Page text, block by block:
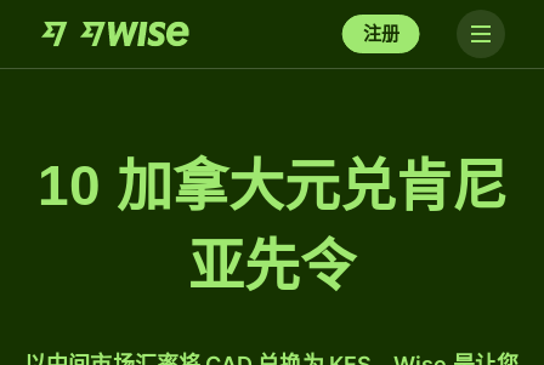
注册
10 加拿大元兑肯尼
亚先令